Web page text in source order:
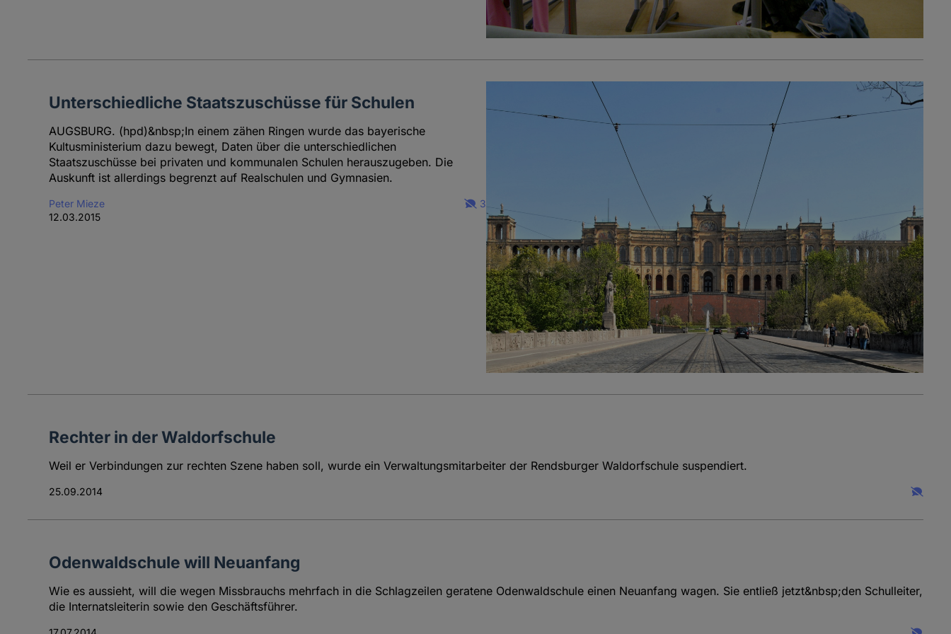
Unterschiedliche Staatszuschüsse für Schulen
AUGSBURG. (hpd)&nbsp;In einem zähen Ringen wurde das bayerische
Kultusministerium dazu bewegt, Daten über die unterschiedlichen
Staatszuschüsse bei privaten und kommunalen Schulen herauszugeben. Die
Auskunft ist allerdings begrenzt auf Realschulen und Gymnasien.
Peter Mieze
12.03.2015
3
Rechter in der Waldorfschule
Weil er Verbindungen zur rechten Szene haben soll, wurde ein Verwaltungsmitarbeiter der Rendsburger Waldorfschule suspendiert.
25.09.2014
Odenwaldschule will Neuanfang
Wie es aussieht, will die wegen Missbrauchs mehrfach in die Schlagzeilen geratene Odenwaldschule einen Neuanfang wagen. Sie entließ jetzt&nbsp;den Schulleiter,
die Internatsleiterin sowie den Geschäftsführer.